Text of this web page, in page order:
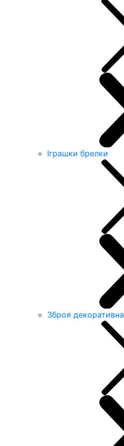
Іграшки брелки
Зброя декоративна